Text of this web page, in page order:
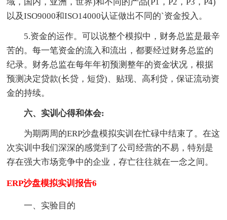
以及ISO9000和ISO14000认证做出不同的`资金投入。
5.资金的运作。可以说整个模拟中，财务总监是最辛
苦的。每一笔资金的流入和流出，都要经过财务总监的
纪录。财务总监在每年年初预测整年的资金状况，根据
预测决定贷款(长贷，短贷)、贴现、高利贷，保证流动资
金的持续。
六、实训心得和体会:
为期两周的ERP沙盘模拟实训在忙碌中结束了。在这
次实训中我们深深的感觉到了公司经营的不易，特别是
存在强大市场竞争中的企业，存亡往往就在一念之间。
ERP沙盘模拟实训报告6
一、实验目的